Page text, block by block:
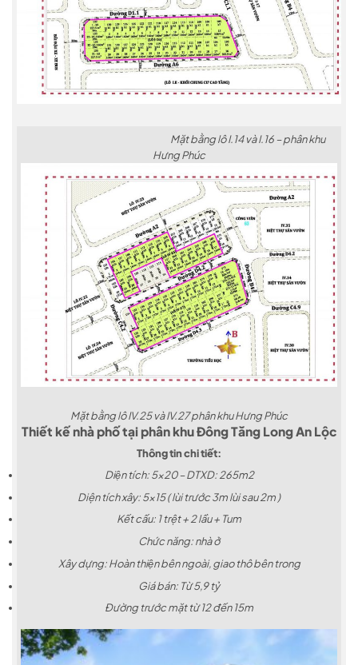
Mặt bằng lô I.14 và I.16 – phân khu
Hưng Phúc
Mặt bằng lô IV.25 và IV.27 phân khu Hưng Phúc
Thiết kế nhà phố tại phân khu Đông Tăng Long An Lộc
Thông tin chi tiết:
Diện tích: 5×20 – DTXD: 265m2
Diện tích xây: 5×15 ( lùi trước 3m lùi sau 2m )
Kết cấu: 1 trệt + 2 lầu + Tum
Chức năng: nhà ở
Xây dựng: Hoàn thiện bên ngoài, giao thô bên trong
Giá bán: Từ 5,9 tỷ
Đường trước mặt từ 12 đến 15m